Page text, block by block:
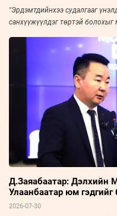
"Эрдэмтдийнхээ судалгааг
санхүүжүүлдэг төртэй
Д.Заяабаатар: Дэлхийн
Улаанбаатар юм
хурал чухал нөлөөтэй
2026-07-30